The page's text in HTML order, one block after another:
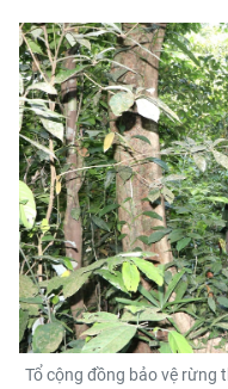
Tổ cộng đồng bảo vệ rừng